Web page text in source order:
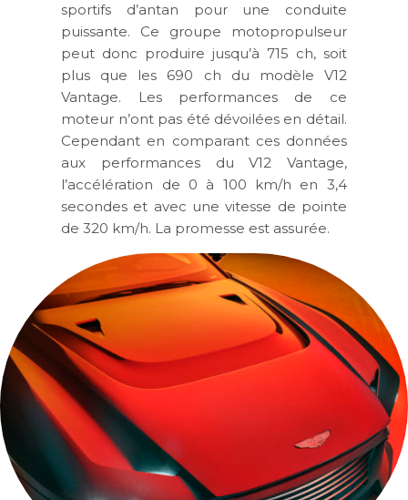
sportifs d’antan pour une conduite
puissante. Ce groupe motopropulseur
peut donc produire jusqu’à 715 ch, soit
plus que les 690 ch du modèle V12
Vantage. Les performances de ce
moteur n’ont pas été dévoilées en détail.
Cependant en comparant ces données
aux performances du V12 Vantage,
l’accélération de 0 à 100 km/h en 3,4
secondes et avec une vitesse de pointe
de 320 km/h. La promesse est assurée.